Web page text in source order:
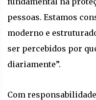
pessoas. Estamos
moderno e
ser percebidos por
diariamente”.
Com